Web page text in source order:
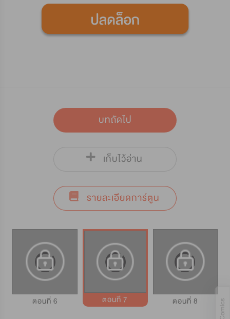
บทถัดไป
เก็บไว้อ่าน
รายละเอียดการ์ตูน
ตอนที่ 6 ตอนที่ 7 ตอนที่ 8